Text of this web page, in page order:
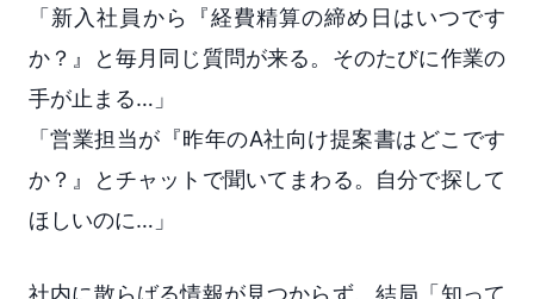
「新入社員から『経費精算の締め日はいつです
か？』と毎月同じ質問が来る。そのたびに作業の
手が止まる…」
「営業担当が『昨年のA社向け提案書はどこです
か？』とチャットで聞いてまわる。自分で探して
ほしいのに…」